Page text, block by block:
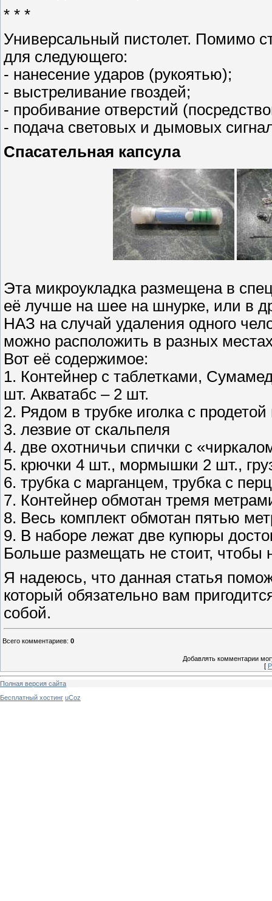
* * *
Универсальный пистолет. Помимо
для следующего:
- нанесение ударов (рукоятью);
- выстреливание гвоздей;
- пробивание отверстий
- подача световых и дымовых
Спасательная капсула
Эта микроукладка размещена в
её лучше на шее на шнурке, или в
НАЗ на случай удаления одного
можно расположить в разных
Вот её содержимое:
1. Контейнер с таблетками,
шт. Акватабс – 2 шт.
2. Рядом в трубке иголка с
3. лезвие от скальпеля
4. две охотничьи спички с
5. крючки 4 шт., мормышки 2 шт.,
6. трубка с марганцем, трубка с
7. Контейнер обмотан тремя
8. Весь комплект обмотан пятью
9. В наборе лежат две купюры
Больше размещать не стоит, чтобы
Я надеюсь, что данная статья
который обязательно вам
собой.
Всего комментариев: 0
Добавлять комментарии
[
Полная версия сайта
Бесплатный хостинг uCoz